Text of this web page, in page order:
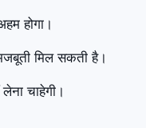
होगा।
मिल सकती है।
चाहेगी।